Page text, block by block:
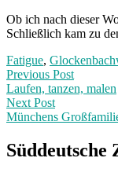
Ob ich nach dieser
Schließlich kam zu
Fatigue,
Post
navigation
Previous PostPrevious
post:
Laufen, tanzen, malen
Next Post
Münchens
Post:
Süddeutsche